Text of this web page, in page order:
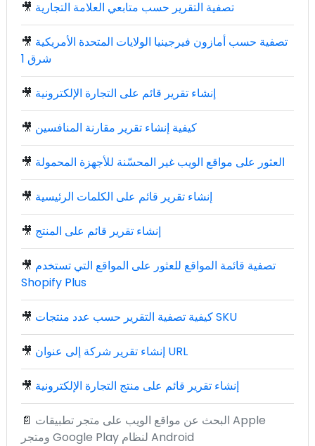
🎥 تصفية التقرير حسب متابعي العلامة التجارية
🎥 تصفية حسب أمازون فيرجينيا الولايات المتحدة الأمريكية
شرق 1
🎥 إنشاء تقرير قائم على التجارة الإلكترونية
🎥 كيفية إنشاء تقرير مقارنة المنافسين
🎥 العثور على مواقع الويب غير المحسّنة للأجهزة المحمولة
🎥 إنشاء تقرير قائم على الكلمات الرئيسية
🎥 إنشاء تقرير قائم على المنتج
🎥 تصفية قائمة المواقع للعثور على المواقع التي تستخدم
Shopify Plus
🎥 كيفية تصفية التقرير حسب عدد منتجات SKU
🎥 إنشاء تقرير شركة إلى عنوان URL
🎥 إنشاء تقرير قائم على منتج التجارة الإلكترونية
📄 البحث عن مواقع الويب على متجر تطبيقات Apple
ومتجر Google Play لنظام Android